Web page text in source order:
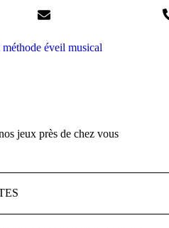
jeux près de chez vous